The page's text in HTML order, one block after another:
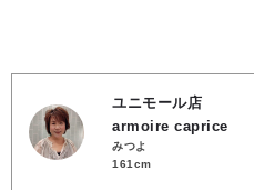
ユニモール店
armoire caprice
みつよ
161cm